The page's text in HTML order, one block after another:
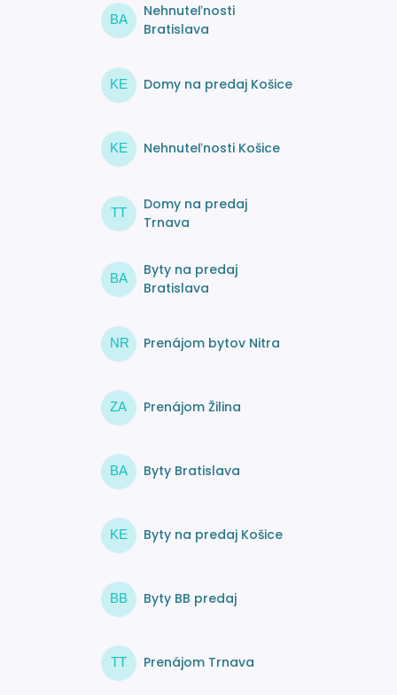
BA
Nehnuteľnosti
Bratislava
KE Domy na predaj Košice
KE Nehnuteľnosti Košice
TT
Domy na predaj
Trnava
BA
Byty na predaj
Bratislava
NR Prenájom bytov Nitra
ZA Prenájom Žilina
BA Byty Bratislava
KE Byty na predaj Košice
BB Byty BB predaj
TT Prenájom Trnava